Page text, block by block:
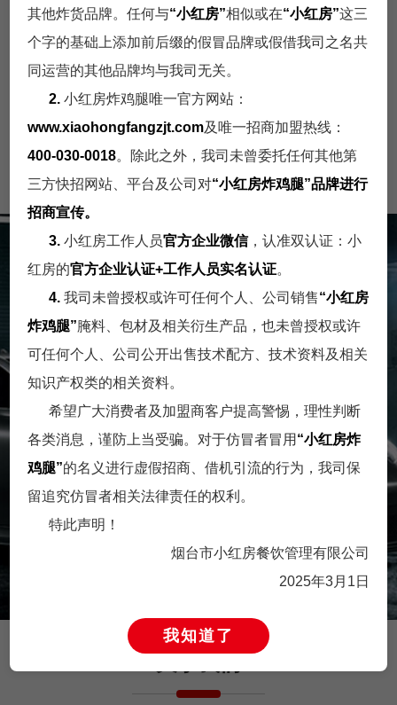
其他炸货品牌。任何与“小红房”相似或在“小红房”这三
个字的基础上添加前后缀的假冒品牌或假借我司之名共
同运营的其他品牌均与我司无关。
2.小红房炸鸡腿唯一官方网站：
www.xiaohongfangzjt.com及唯一招商加盟热线：
400-030-0018。除此之外，我司未曾委托任何其他第
三方快招网站、平台及公司对“小红房炸鸡腿”品牌进行
招商宣传。
3. 小红房工作人员官方企业微信，认准双认证：小
红房的官方企业认证+工作人员实名认证。
4. 我司未曾授权或许可任何个人、公司销售“小红房
炸鸡腿”腌料、包材及相关衍生产品，也未曾授权或许
可任何个人、公司公开出售技术配方、技术资料及相关
知识产权类的相关资料。
希望广大消费者及加盟商客户提高警惕，理性判断
各类消息，谨防上当受骗。对于仿冒者冒用 “小红房炸
鸡腿”的名义进行虚假招商、借机引流的行为，我司保
留追究仿冒者相关法律责任的权利。
特此声明！
烟台市小红房餐饮管理有限公司
2025年3月1日
我知道了
门店展示一
门店展示
一
门店展示
一
门店展示
一
人才招聘
小红房炸鸡招聘
品牌传播岗
工作职责 1. 根据形象开发升
级要求，联合内外部设计资
经营管理岗
英雄不论出身，不放过每一
秀，年龄不是限···